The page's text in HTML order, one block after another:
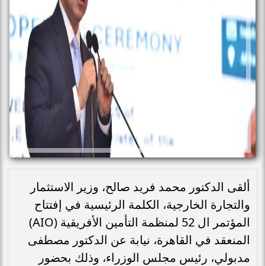
ألقى الدكتور محمد فريد صالح، وزير الاستثمار
والتجارة الخارجية، الكلمة الرئيسية في إفتتاح
المؤتمر ال 52 لمنظمة التأمين الأفريقية (AIO)
المنعقد في القاهرة، نيابة عن الدكتور مصطفى
مدبولي، رئيس مجلس الوزراء، وذلك بحضور